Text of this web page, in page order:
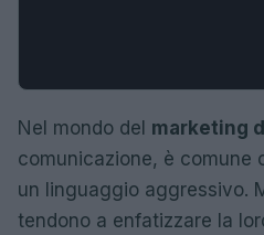
Nel mondo del marketing
comunicazione, è comune
un linguaggio aggressivo.
tendono a enfatizzare la